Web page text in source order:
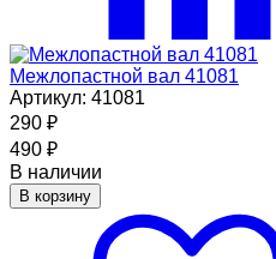
Межлопастной вал 41081
Артикул: 41081
290 ₽
490 ₽
В наличии
В корзину